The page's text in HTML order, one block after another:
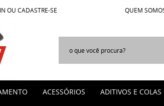
OU CADASTRE-SE QUEM
ACESSÓRIOS ADITIVOS E COLAS